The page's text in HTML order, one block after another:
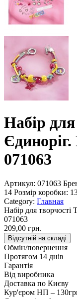
Набір
071063
Артикул: 071063
14 Розмір коробки:
Category: Главная
Набір для творчості
071063
209,00 грн.
Відсутній на складі
Обмін/повернення
Протягом 14 днів
Гарантія
Від виробника
Доставка по Києву
Кур'єром НП –